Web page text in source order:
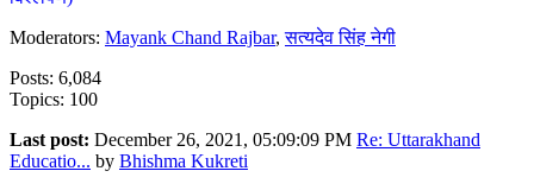
Moderators: Mayank Chand Rajbar,सत्यदेव सिंह नेगी
Posts: 6,084
Topics: 100
Last post: December 26, 2021, 05:09:09 PM Re: Uttarakhand
Educatio... by Bhishma Kukreti